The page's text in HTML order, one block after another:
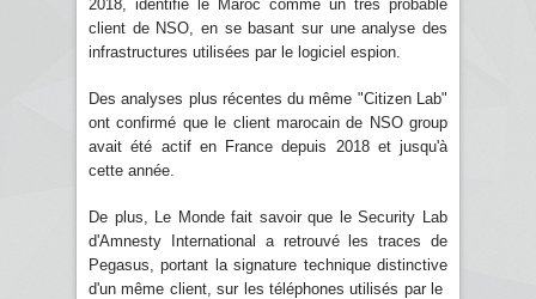
2018, identifié le Maroc comme un très probable
client de NSO, en se basant sur une analyse des
infrastructures utilisées par le logiciel espion.
Des analyses plus récentes du même "Citizen Lab"
ont confirmé que le client marocain de NSO group
avait été actif en France depuis 2018 et jusqu'à
cette année.
De plus, Le Monde fait savoir que le Security Lab
d'Amnesty International a retrouvé les traces de
Pegasus, portant la signature technique distinctive
d'un même client, sur les téléphones utilisés par le